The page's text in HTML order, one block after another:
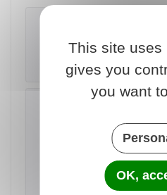
Pour un bail signé le 3
Le loyer révisé doit être
maximum révisé de la
maximum de la
janvier,
trimestre de
This site uses
gives you
you want
OK,